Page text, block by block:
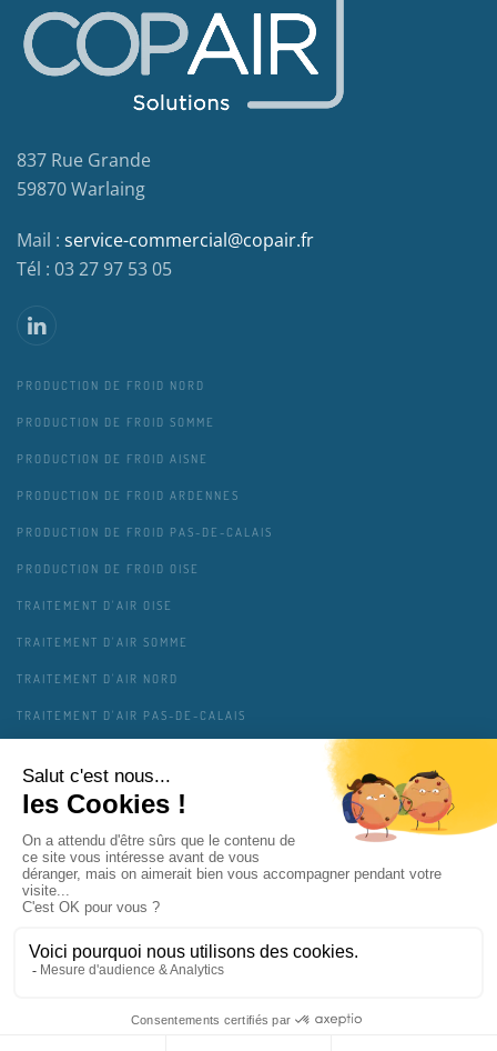
837 Rue Grande
59870 Warlaing
Mail : service-commercial@copair.fr
Tél : 03 27 97 53 05
PRODUCTION DE FROID NORD
PRODUCTION DE FROID SOMME
PRODUCTION DE FROID AISNE
PRODUCTION DE FROID ARDENNES
PRODUCTION DE FROID PAS-DE-CALAIS
PRODUCTION DE FROID OISE
TRAITEMENT D'AIR OISE
TRAITEMENT D'AIR SOMME
TRAITEMENT D'AIR NORD
TRAITEMENT D'AIR PAS-DE-CALAIS
GESTION DES COOKIES
VIE PRIVÉE
COPAIR SOLUTIONS INTERVIENT PRÈS DE CHEZ VOUS
MAJ 01/2025 - RETROUVEZ NOUS ÉGALEMENT SURCOPAIR.FR